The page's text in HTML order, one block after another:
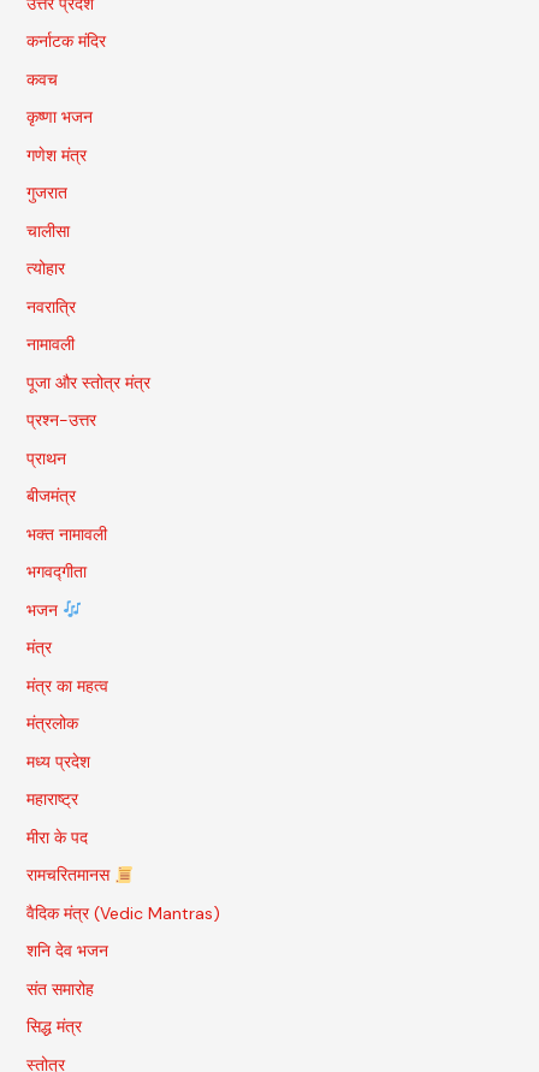
कर्नाटक मंदिर
कवच
कृष्णा भजन
गणेश मंत्र
गुजरात
चालीसा
त्योहार
नवरात्रि
नामावली
पूजा और स्तोत्र मंत्र
प्रश्न-उत्तर
प्राथन
बीजमंत्र
भक्त नामावली
भगवद्गीता
भजन
मंत्र
मंत्र का महत्व
मंत्रलोक
मध्य प्रदेश
महाराष्ट्र
मीरा के पद
रामचरितमानस
वैदिक मंत्र (Vedic Mantras)
शनि देव भजन
संत समारोह
सिद्ध मंत्र
स्तोत्र